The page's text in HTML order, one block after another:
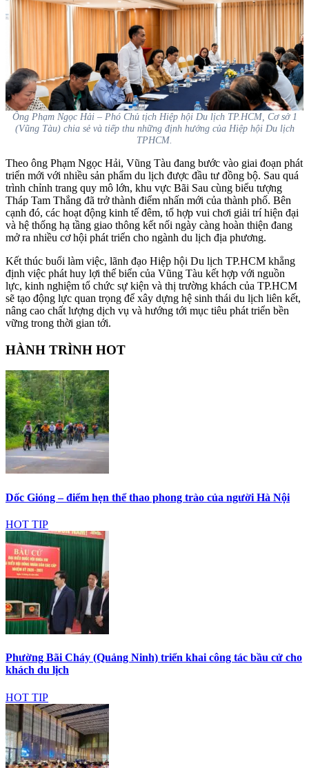
Ông Phạm Ngọc Hải – Phó Chủ tịch Hiệp hội Du lịch TP.HCM, Cơ sở 1
(Vũng Tàu) chia sẻ và tiếp thu những định hướng của Hiệp hội Du lịch
TPHCM.
Theo ông Phạm Ngọc Hải, Vũng Tàu đang bước vào giai đoạn phát
triển mới với nhiều sản phẩm du lịch được đầu tư đồng bộ. Sau quá
trình chỉnh trang quy mô lớn, khu vực Bãi Sau cùng biểu tượng
Tháp Tam Thắng đã trở thành điểm nhấn mới của thành phố. Bên
cạnh đó, các hoạt động kinh tế đêm, tổ hợp vui chơi giải trí hiện đại
và hệ thống hạ tầng giao thông kết nối ngày càng hoàn thiện đang
mở ra nhiều cơ hội phát triển cho ngành du lịch địa phương.
Kết thúc buổi làm việc, lãnh đạo Hiệp hội Du lịch TP.HCM khẳng
định việc phát huy lợi thế biển của Vũng Tàu kết hợp với nguồn
lực, kinh nghiệm tổ chức sự kiện và thị trường khách của TP.HCM
sẽ tạo động lực quan trọng để xây dựng hệ sinh thái du lịch liên kết,
nâng cao chất lượng dịch vụ và hướng tới mục tiêu phát triển bền
vững trong thời gian tới.
HÀNH TRÌNH HOT
Dốc Gióng – điểm hẹn thể thao phong trào của người Hà Nội
HOT TIP
Phường Bãi Cháy (Quảng Ninh) triển khai công tác bầu cử cho
khách du lịch
HOT TIP